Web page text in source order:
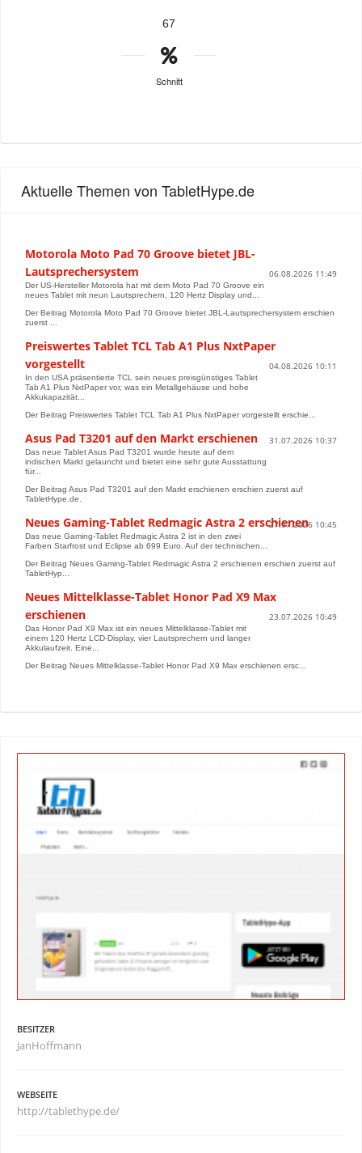
67
Schnitt
Aktuelle Themen von TabletHype.de
Motorola Moto Pad 70 Groove bietet JBL-
Lautsprechersystem
06.08.2026 11:49
Der US-Hersteller Motorola hat mit dem Moto Pad 70 Groove ein
neues Tablet mit neun Lautsprechern, 120 Hertz Display und...
Der Beitrag Motorola Moto Pad 70 Groove bietet JBL-Lautsprechersystem erschien
zuerst ...
Preiswertes Tablet TCL Tab A1 Plus NxtPaper
vorgestellt
04.08.2026 10:11
In den USA präsentierte TCL sein neues preisgünstiges Tablet
Tab A1 Plus NxtPaper vor, was ein Metallgehäuse und hohe
Akkukapazität...
Der Beitrag Preiswertes Tablet TCL Tab A1 Plus NxtPaper vorgestellt erschie...
Asus Pad T3201 auf den Markt erschienen 31.07.2026 10:37
Das neue Tablet Asus Pad T3201 wurde heute auf dem
indischen Markt gelauncht und bietet eine sehr gute Ausstattung
für...
Der Beitrag Asus Pad T3201 auf den Markt erschienen erschien zuerst auf
TabletHype.de.
Neues Gaming-Tablet Redmagic Astra 2 erschienen
27.07.2026 10:45
Das neue Gaming-Tablet Redmagic Astra 2 ist in den zwei
Farben Starfrost und Eclipse ab 699 Euro. Auf der technischen...
Der Beitrag Neues Gaming-Tablet Redmagic Astra 2 erschienen erschien zuerst auf
TabletHyp...
Neues Mittelklasse-Tablet Honor Pad X9 Max
erschienen
23.07.2026 10:49
Das Honor Pad X9 Max ist ein neues Mittelklasse-Tablet mit
einem 120 Hertz LCD-Display, vier Lautsprechern und langer
Akkulaufzeit. Eine...
Der Beitrag Neues Mittelklasse-Tablet Honor Pad X9 Max erschienen ersc...
BESITZER
JanHoffmann
WEBSEITE
http://tablethype.de/